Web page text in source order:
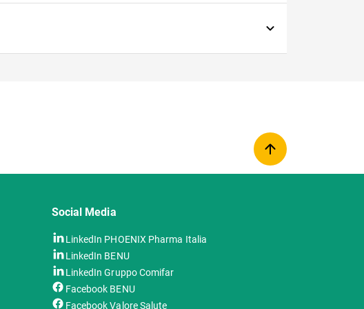
Social Media
LinkedIn PHOENIX Pharma Italia
LinkedIn BENU
LinkedIn Gruppo Comifar
Facebook BENU
Facebook Valore Salute